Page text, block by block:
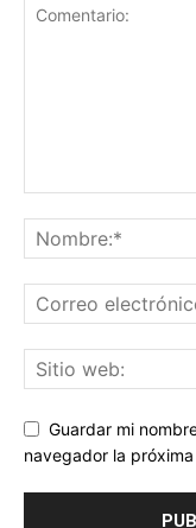
Guardar mi
navegador la